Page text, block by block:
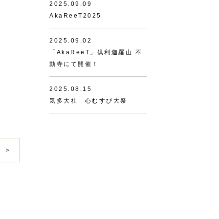
2025.09.09
AkaReeT2025
2025.09.02
「AkaReeT」倶利迦羅山 不
動寺にて開催！
2025.08.15
気多大社 心むすび大祭
＞